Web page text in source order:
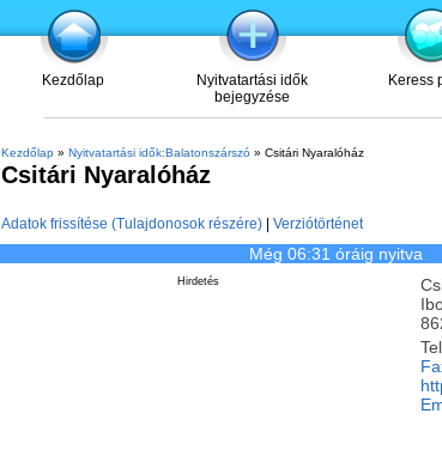
Kezdőlap
Nyitvatartási idők
bejegyzése
Keress
Kezdőlap» Nyitvatartási idők:Balatonszárszó» Csitári Nyaralóház
Csitári Nyaralóház
Adatok frissítése (Tulajdonosok részére)| Verziótörténet
Még 06:31 óráig nyitva
Hirdetés